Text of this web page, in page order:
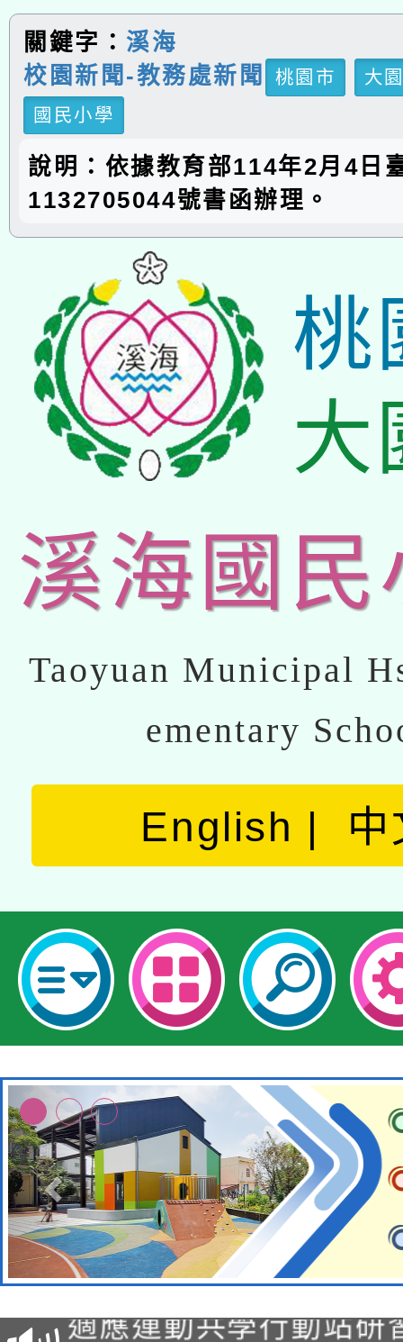
關鍵字： 溪海
校園新聞-教務處新聞
桃園市
大
國民小學
說明：依據教育部114年2月4日
1132705044號書函辦理。
桃
大
溪海國民
Taoyuan Municipal
ementary
English 中
本校115學年度第2次
招甄選結果公告(無人
適應運動共學行動站研